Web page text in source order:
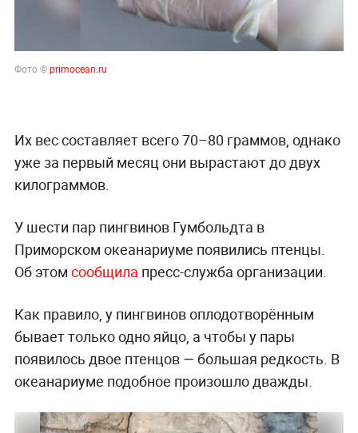
Фото ©primocean.ru
Их вес составляет всего 70–80 граммов, однако
уже за первый месяц они вырастают до двух
килограммов.
У шести пар пингвинов Гумбольдта в
Приморском океанариуме появились птенцы.
Об этом сообщила пресс-служба организации.
Как правило, у пингвинов оплодотворённым
бывает только одно яйцо, а чтобы у пары
появилось двое птенцов ― большая редкость. В
океанариуме подобное произошло дважды.